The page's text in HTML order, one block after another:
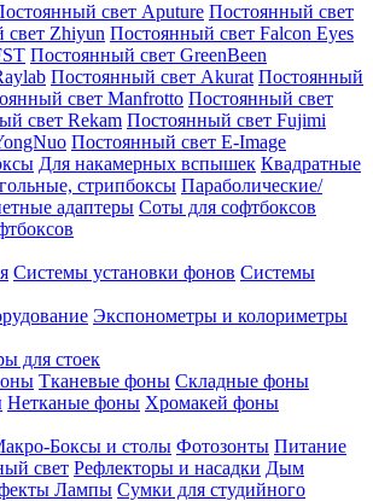
свет Aputure Постоянный свет
Zhiyun Постоянный свет Falcon Eyes
Постоянный свет GreenBeen
Постоянный свет Akurat Постоянный
свет Manfrotto Постоянный свет
свет Rekam Постоянный свет Fujimi
Постоянный свет E-Image
Для накамерных вспышек Квадратные
стрипбоксы Параболические/
адаптеры Соты для софтбоксов
Системы установки фонов Системы
Экспонометры и колориметры
для стоек
Тканевые фоны Складные фоны
Нетканые фоны Хромакей фоны
Боксы и столы Фотозонты Питание
свет Рефлекторы и насадки Дым
Лампы Сумки для студийного